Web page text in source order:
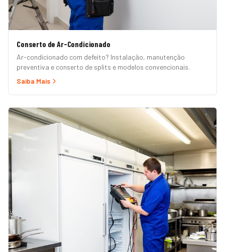
Conserto de Ar-Condicionado
Ar-condicionado com defeito? Instalação, manutenção
preventiva e conserto de splits e modelos convencionais.
Saiba Mais